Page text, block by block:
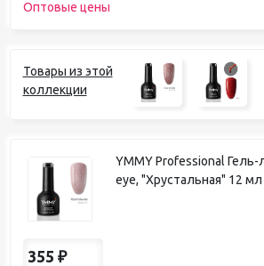
Оптовые цены
Товары из этой
коллекции
YMMY Professional Гель-
eye, "Хрустальная" 12
355 ₽